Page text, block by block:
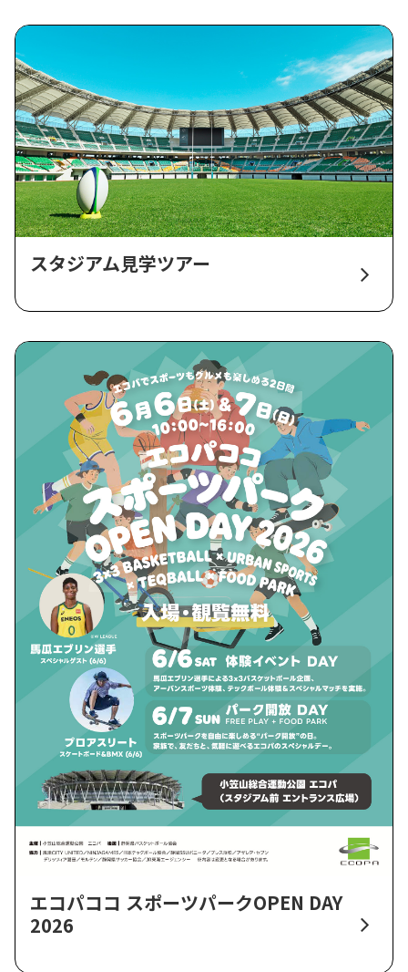
スタジアム見学ツアー
エコパココ スポーツパークOPEN DAY
2026